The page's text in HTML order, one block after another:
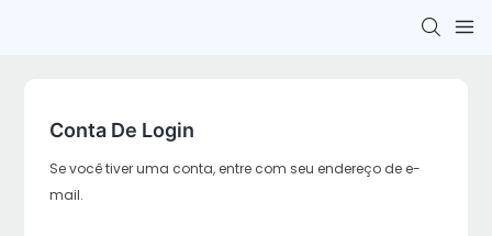
Conta De Login
Se você tiver uma conta, entre com seu endereço de e-
mail.